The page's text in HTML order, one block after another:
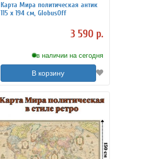
Карта Мира политическая антик
115 х 194 см, GlobusOff
3 590 р.
в наличии на сегодня
В корзину